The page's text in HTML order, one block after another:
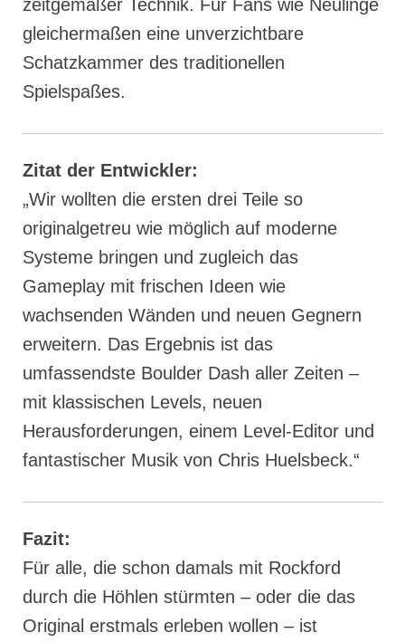
zeitgemäßer Technik. Für Fans wie Neulinge
gleichermaßen eine unverzichtbare
Schatzkammer des traditionellen
Spielspaßes.
Zitat der Entwickler:
„Wir wollten die ersten drei Teile so
originalgetreu wie möglich auf moderne
Systeme bringen und zugleich das
Gameplay mit frischen Ideen wie
wachsenden Wänden und neuen Gegnern
erweitern. Das Ergebnis ist das
umfassendste Boulder Dash aller Zeiten –
mit klassischen Levels, neuen
Herausforderungen, einem Level-Editor und
fantastischer Musik von Chris Huelsbeck.“
Fazit:
Für alle, die schon damals mit Rockford
durch die Höhlen stürmten – oder die das
Original erstmals erleben wollen – ist